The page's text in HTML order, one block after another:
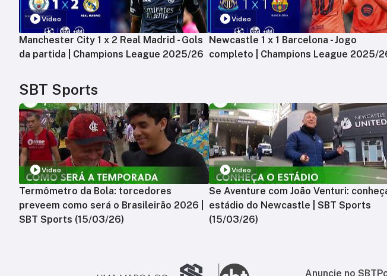
Vídeo
Manchester City 1 x 2 Real Madrid - Gols
da partida | Champions League 2025/26
Vídeo
Newcastle 1 x 1 Barcelona - Jogo
completo | Champions League 2025/
SBT Sports
Vídeo
Termômetro da Bola: torcedores
preveem como será o Brasileirão 2026 |
SBT Sports (15/03/26)
Vídeo
Se Aventure com João Venturi:
estádio do Newcastle | SBT Sports
(15/03/26)
Anuncie no SBT